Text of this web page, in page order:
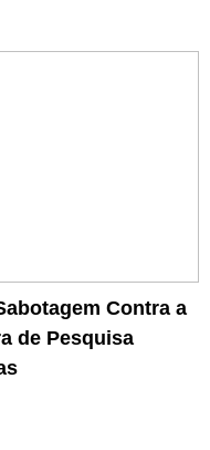
Contra a
de Pesquisa